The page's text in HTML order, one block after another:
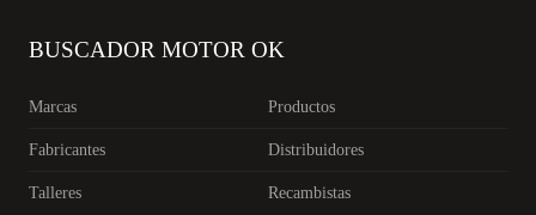
BUSCADOR MOTOR OK
Marcas Productos
Fabricantes Distribuidores
Talleres Recambistas